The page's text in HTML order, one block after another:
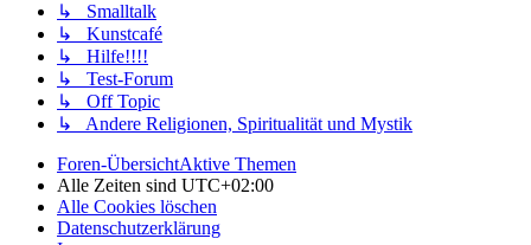
↳ Smalltalk
↳ Kunstcafé
↳ Hilfe!!!!
↳ Test-Forum
↳ Off Topic
↳ Andere Religionen, Spiritualität und Mystik
Foren-ÜbersichtAktive Themen
Alle Zeiten sind UTC+02:00
Alle Cookies löschen
Datenschutzerklärung